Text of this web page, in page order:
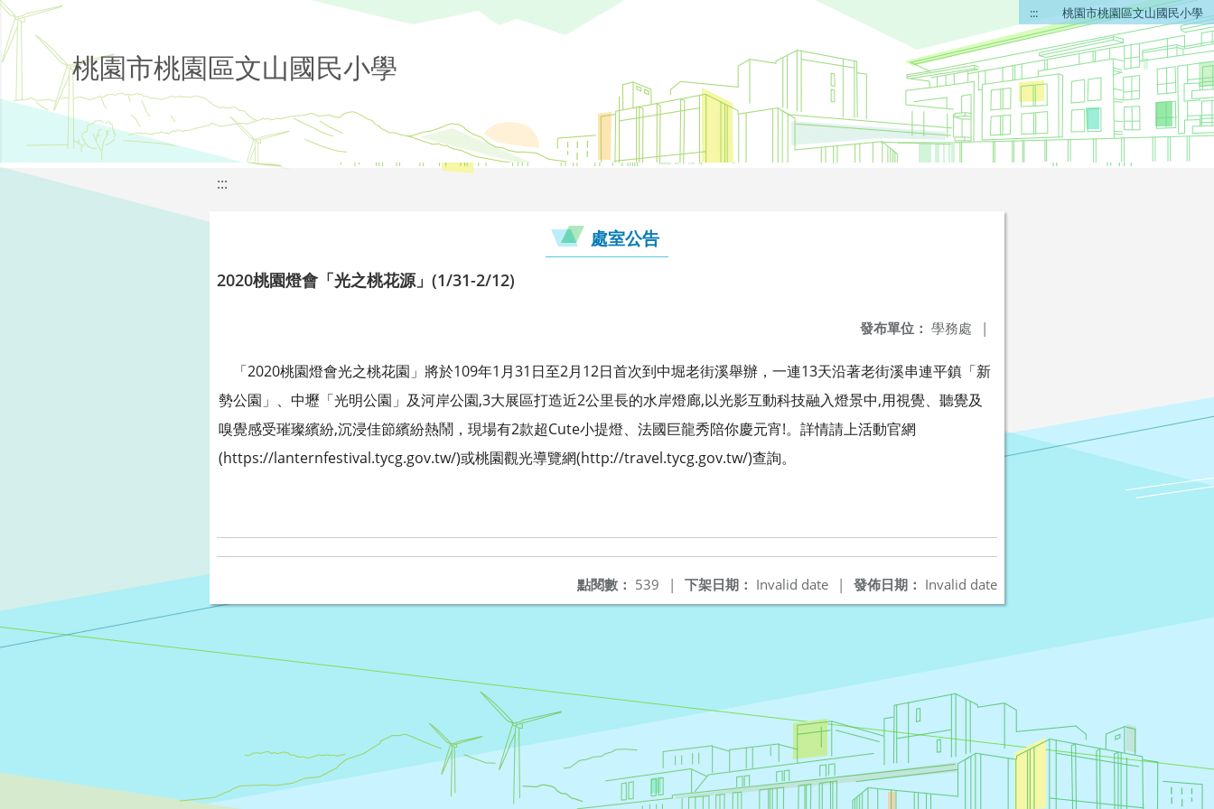
::: 桃園市桃園區文山國民小學
桃園市桃園區文山國民小學
:::
處室公告
2020桃園燈會「光之桃花源」(1/31-2/12)
發布單位： 學務處 |
「2020桃園燈會光之桃花園」將於109年1月31日至2月12日首次到中堀老街溪舉辦，一連13天沿著老街溪串連平鎮「新
勢公園」、中壢「光明公園」及河岸公園,3大展區打造近2公里長的水岸燈廊,以光影互動科技融入燈景中,用視覺、聽覺及
嗅覺感受璀璨繽紛,沉浸佳節繽紛熱鬧，現場有2款超Cute小提燈、法國巨龍秀陪你慶元宵!。詳情請上活動官網
(https://lanternfestival.tycg.gov.tw/)或桃園觀光導覽網(http://travel.tycg.gov.tw/)查詢。
發佈日期： Invalid date
下架日期： Invalid date |
點閱數： 539 |